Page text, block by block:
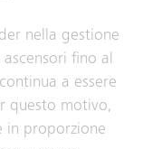
nella gestione
fino al
a essere
questo motivo,
in proporzione